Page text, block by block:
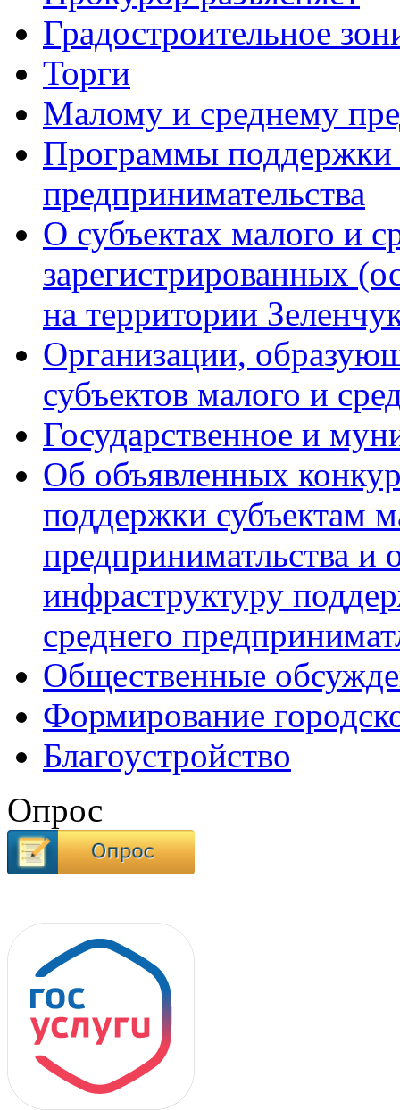
Градостроительное
Торги
Малому и среднему
Программы поддержки
предпринимательства
О субъектах малого и
зарегистрированных
на территории
Организации,
субъектов малого и
Государственное и
Об объявленных
поддержки субъектам
предприниматльства
инфраструктуру
среднего
Общественные
Формирование
Благоустройство
Опрос